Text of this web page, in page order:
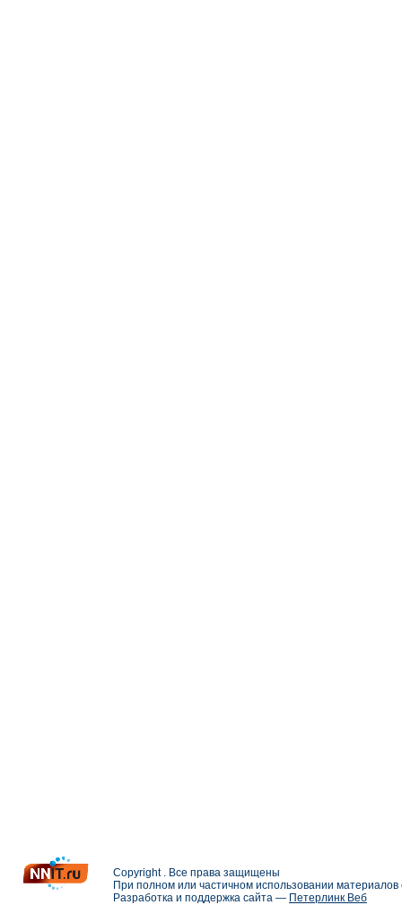
Copyright . Все права защищены
При полном или частичном использовании
Разработка и поддержка сайта — Петерлинк Веб